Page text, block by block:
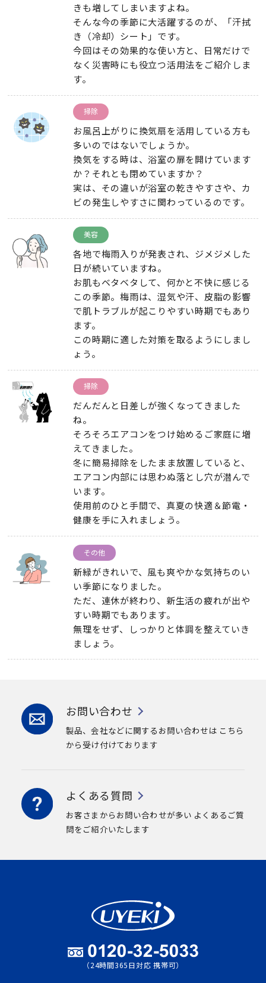
きも増してしまいますよね。
そんな今の季節に大活躍するのが、「汗拭
き（冷却）シート」です。
今回はその効果的な使い方と、日常だけで
なく災害時にも役立つ活用法をご紹介しま
す。
掃除
お風呂上がりに換気扇を活用している方も
多いのではないでしょうか。
換気をする時は、浴室の扉を開けています
か？それとも閉めていますか？
実は、その違いが浴室の乾きやすさや、カ
ビの発生しやすさに関わっているのです。
美容
各地で梅雨入りが発表され、ジメジメした
日が続いていますね。
お肌もベタベタして、何かと不快に感じる
この季節。梅雨は、湿気や汗、皮脂の影響
で肌トラブルが起こりやすい時期でもあり
ます。
この時期に適した対策を取るようにしまし
ょう。
掃除
だんだんと日差しが強くなってきました
ね。
そろそろエアコンをつけ始めるご家庭に増
えてきました。
冬に簡易掃除をしたまま放置していると、
エアコン内部には思わぬ落とし穴が潜んで
います。
使用前のひと手間で、真夏の快適＆節電・
健康を手に入れましょう。
その他
新緑がきれいで、風も爽やかな気持ちのい
い季節になりました。
ただ、連休が終わり、新生活の疲れが出や
すい時期でもあります。
無理をせず、しっかりと体調を整えていき
ましょう。
お問い合わせ
製品、会社などに関するお問い合わせは こちら
から受け付けております
よくある質問
お客さまからお問い合わせが多い よくあるご質
問をご紹介いたします
（24時間365日対応 携帯可）